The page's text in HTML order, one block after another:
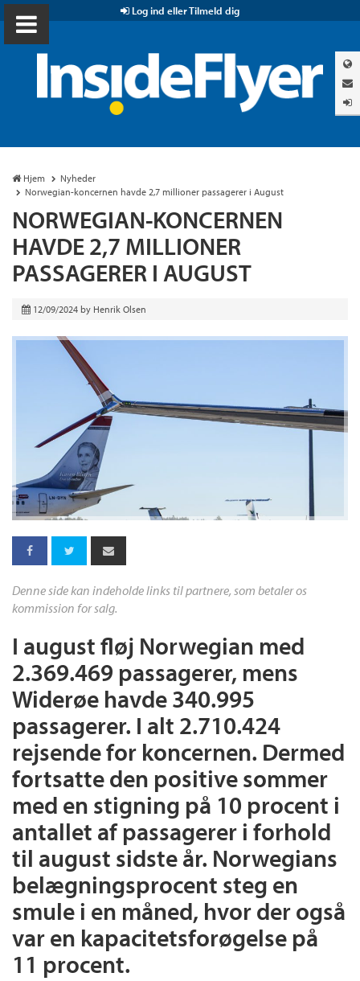
Log ind eller Tilmeld dig
Hjem
Nyheder
Norwegian-koncernen havde 2,7 millioner passagerer i August
NORWEGIAN-KONCERNEN
HAVDE 2,7 MILLIONER
PASSAGERER I AUGUST
12/09/2024 by Henrik Olsen
Denne side kan indeholde links til partnere, som betaler os
kommission for salg.
I august fløj Norwegian med
2.369.469 passagerer, mens
Widerøe havde 340.995
passagerer. I alt 2.710.424
rejsende for koncernen. Dermed
fortsatte den positive sommer
med en stigning på 10 procent i
antallet af passagerer i forhold
til august sidste år. Norwegians
belægningsprocent steg en
smule i en måned, hvor der også
var en kapacitetsforøgelse på
11 procent.